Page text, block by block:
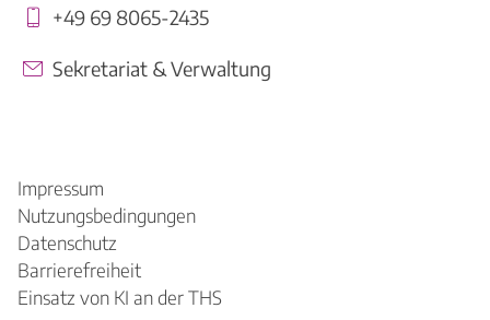
+49 69 8065-2435
Sekretariat & Verwaltung
Impressum
Nutzungsbedingungen
Datenschutz
Barrierefreiheit
Einsatz von KI an der THS